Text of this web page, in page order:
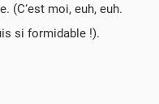
(C‘est moi, euh, euh.
si formidable !).